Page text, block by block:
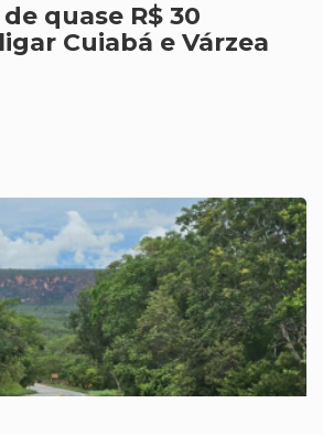
quase R$ 30
Cuiabá e Várzea